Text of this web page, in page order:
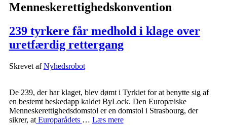
Menneskerettighedskonvention
239 tyrkere får medhold i klage over
uretfærdig rettergang
Skrevet afNyhedsrobot
De 239, der har klaget, blev dømt i Tyrkiet for at benytte sig af
en bestemt beskedapp kaldet ByLock. Den Europæiske
Menneskerettighedsdomstol er en domstol i Strasbourg, der
sikrer, atEuroparådets … Læs mere